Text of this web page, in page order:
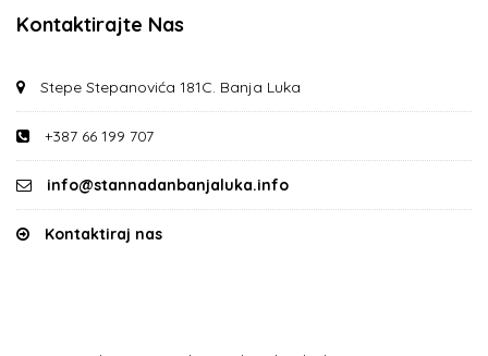
Kontaktirajte Nas
Stepe Stepanovića 181C. Banja Luka
+387 66 199 707
info@stannadanbanjaluka.info
Kontaktiraj nas